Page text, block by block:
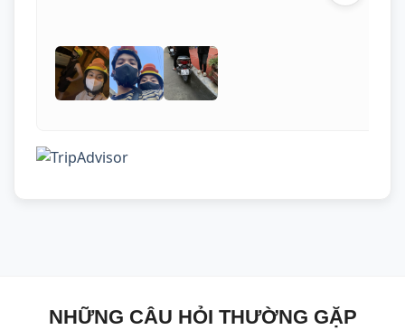
NHỮNG CÂU HỎI THƯỜNG GẶP